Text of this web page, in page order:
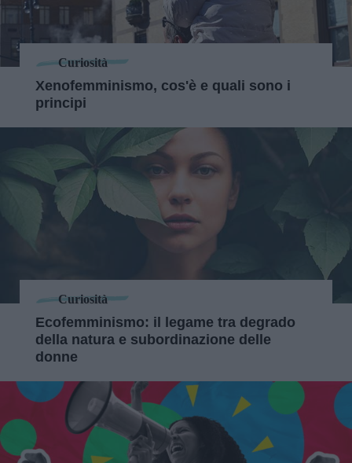
Curiosità
Xenofemminismo, cos'è e quali sono i
principi
Curiosità
Ecofemminismo: il legame tra degrado
della natura e subordinazione delle
donne